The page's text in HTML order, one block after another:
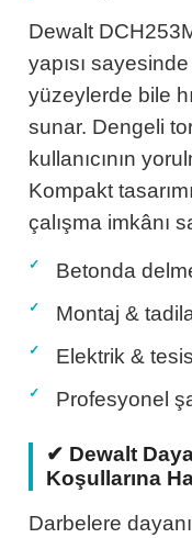
Dewalt
yapısı
yüzeylerde bile
sunar. Dengeli
kullanıcının
Kompakt
çalışma imkânı
Betonda
Montaj &
Elektrik &
Profesyonel
✔ Dewalt
Koşullarına
Darbelere